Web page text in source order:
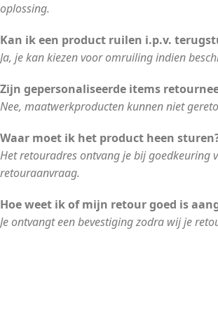
oplossing.
Kan ik een product ruilen i.p.v.
Ja, je kan kiezen voor omruiling indien
Zijn gepersonaliseerde items
Nee, maatwerkproducten kunnen niet
Waar moet ik het product heen
Het retouradres ontvang je bij goedkeuring
retouraanvraag.
Hoe weet ik of mijn retour goed is
Je ontvangt een bevestiging zodra wij je